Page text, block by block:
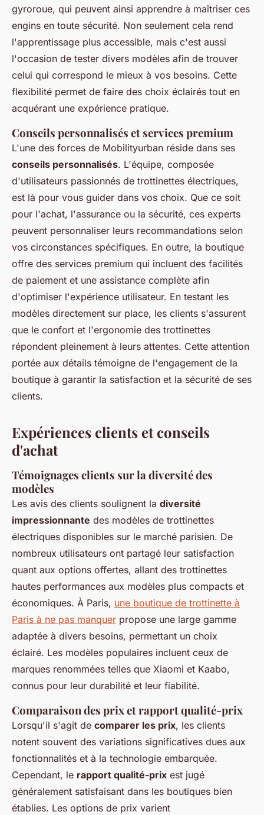
gyroroue, qui peuvent ainsi apprendre à maîtriser ces
engins en toute sécurité. Non seulement cela rend
l'apprentissage plus accessible, mais c'est aussi
l'occasion de tester divers modèles afin de trouver
celui qui correspond le mieux à vos besoins. Cette
flexibilité permet de faire des choix éclairés tout en
acquérant une expérience pratique.
Conseils personnalisés et services premium
L'une des forces de Mobilityurban réside dans ses
conseils personnalisés. L'équipe, composée
d'utilisateurs passionnés de trottinettes électriques,
est là pour vous guider dans vos choix. Que ce soit
pour l'achat, l'assurance ou la sécurité, ces experts
peuvent personnaliser leurs recommandations selon
vos circonstances spécifiques. En outre, la boutique
offre des services premium qui incluent des facilités
de paiement et une assistance complète afin
d'optimiser l'expérience utilisateur. En testant les
modèles directement sur place, les clients s'assurent
que le confort et l'ergonomie des trottinettes
répondent pleinement à leurs attentes. Cette attention
portée aux détails témoigne de l'engagement de la
boutique à garantir la satisfaction et la sécurité de ses
clients.
Expériences clients et conseils
d'achat
Témoignages clients sur la diversité des
modèles
Les avis des clients soulignent la diversité
impressionnante des modèles de trottinettes
électriques disponibles sur le marché parisien. De
nombreux utilisateurs ont partagé leur satisfaction
quant aux options offertes, allant des trottinettes
hautes performances aux modèles plus compacts et
économiques. À Paris, une boutique de trottinette à
Paris à ne pas manquer propose une large gamme
adaptée à divers besoins, permettant un choix
éclairé. Les modèles populaires incluent ceux de
marques renommées telles que Xiaomi et Kaabo,
connus pour leur durabilité et leur fiabilité.
Comparaison des prix et rapport qualité-prix
Lorsqu'il s'agit de comparer les prix, les clients
notent souvent des variations significatives dues aux
fonctionnalités et à la technologie embarquée.
Cependant, le rapport qualité-prix est jugé
généralement satisfaisant dans les boutiques bien
établies. Les options de prix varient